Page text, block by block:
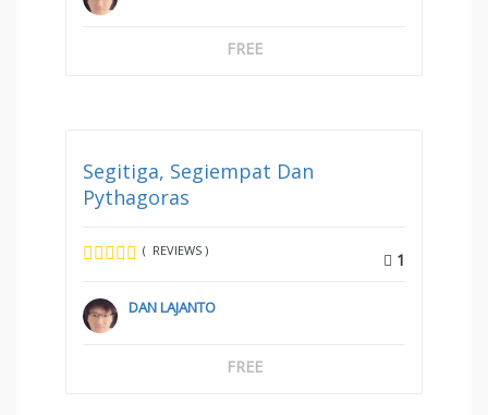
FREE
Segitiga, Segiempat Dan
Pythagoras
( REVIEWS ) 1
DAN LAJANTO
FREE